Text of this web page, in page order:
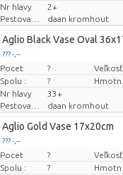
Nr hlavy
2+
daan kromhout
Aglio Black Vase Oval
??? -,--
Cena za kus
Pocet ?
Spolu :
?
Nr hlavy
33+
daan kromhout
Aglio Gold Vase 17x20cm
??? -,--
Cena za kus
Pocet ?
Spolu :
?